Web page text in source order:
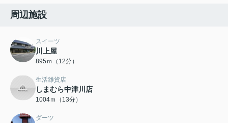
周辺施設
スイーツ
川上屋
895ｍ（12分）
生活雑貨店
しまむら中津川店
1004ｍ（13分）
ダーツ